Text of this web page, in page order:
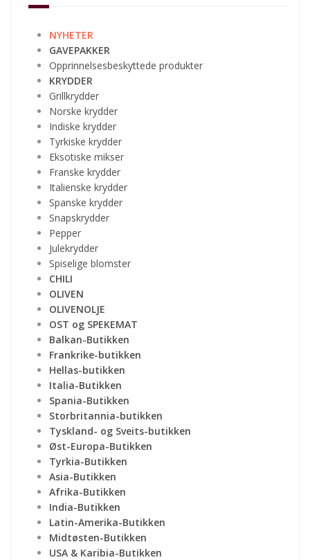
NYHETER
GAVEPAKKER
Opprinnelsesbeskyttede produkter
KRYDDER
Grillkrydder
Norske krydder
Indiske krydder
Tyrkiske krydder
Eksotiske mikser
Franske krydder
Italienske krydder
Spanske krydder
Snapskrydder
Pepper
Julekrydder
Spiselige blomster
CHILI
OLIVEN
OLIVENOLJE
OST og SPEKEMAT
Balkan-Butikken
Frankrike-butikken
Hellas-butikken
Italia-Butikken
Spania-Butikken
Storbritannia-butikken
Tyskland- og Sveits-butikken
Øst-Europa-Butikken
Tyrkia-Butikken
Asia-Butikken
Afrika-Butikken
India-Butikken
Latin-Amerika-Butikken
Midtøsten-Butikken
USA & Karibia-Butikken